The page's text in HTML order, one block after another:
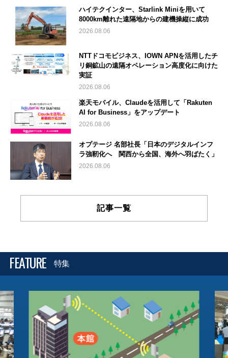
ハイテクインター、Starlink Miniを用いて
8000km離れた遠隔地からの建機操縦に成功
2026.08.06
NTTドコモビジネス、IOWN APNを活用したチ
リ銅鉱山の遠隔オペレーション高度化に向けた
実証
2026.08.06
楽天モバイル、Claudeを活用して「Rakuten
AI for Business」をアップデート
2026.08.06
オプテージ 名部社長「日本のデジタルインフ
ラ強靭化へ 関西から全国、海外へ羽ばたく」
2026.08.06
記事一覧
FEATURE 特集